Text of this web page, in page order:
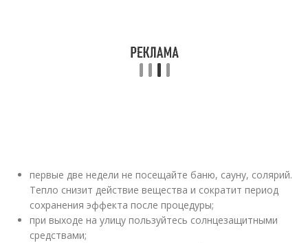
первые две недели не посещайте баню, сауну, солярий.
Тепло снизит действие вещества и сократит период
сохранения эффекта после процедуры;
при выходе на улицу пользуйтесь солнцезащитными
средствами;